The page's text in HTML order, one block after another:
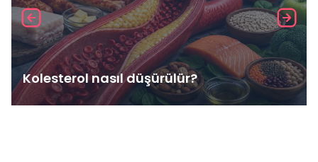
Kolesterol nasıl düşürülür?